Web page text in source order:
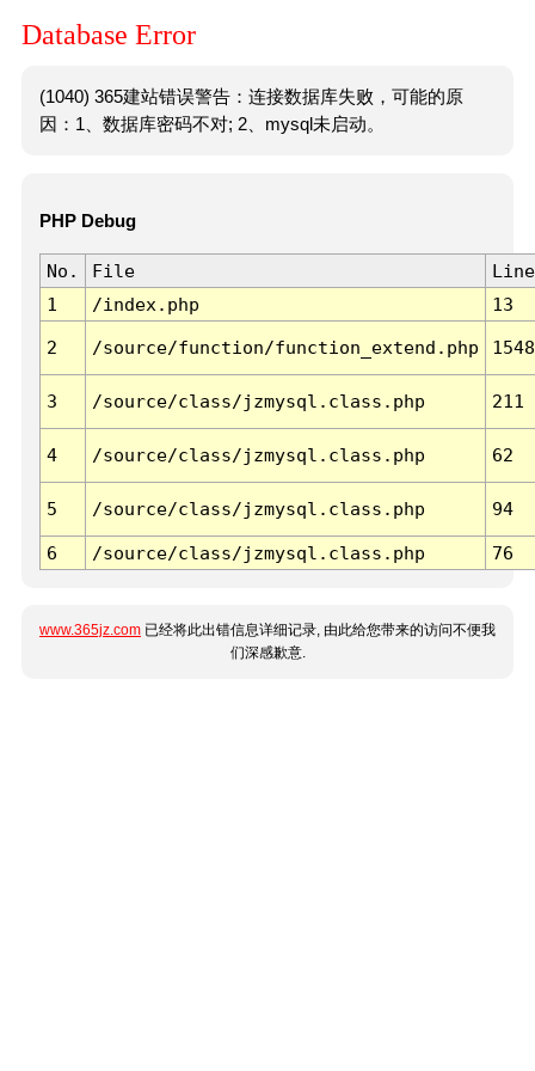
Database Error
(1040) 365建站错误警告：连接数据库失败，可能的原
因：1、数据库密码不对; 2、mysql未启动。
PHP Debug
No. File
Line
1
/index.php 13
2 /source/function/function_extend.php 1548
3 /source/class/jzmysql.class.php 211
4 /source/class/jzmysql.class.php 62
5 /source/class/jzmysql.class.php 94
6 /source/class/jzmysql.class.php 76
www.365jz.com 已经将此出错信息详细记录, 由此给您带来的访问不便我
们深感歉意.